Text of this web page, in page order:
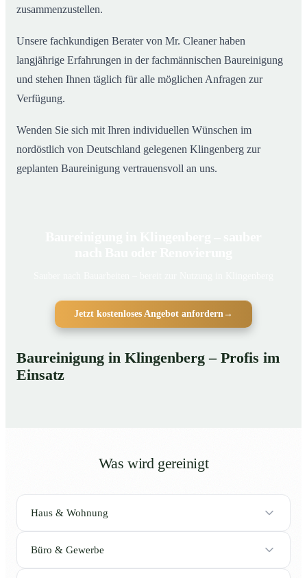
zusammenzustellen.
Unsere fachkundigen Berater von Mr. Cleaner haben
langjährige Erfahrungen in der fachmännischen Baureinigung
und stehen Ihnen täglich für alle möglichen Anfragen zur
Verfügung.
Wenden Sie sich mit Ihren individuellen Wünschen im
nordöstlich von Deutschland gelegenen Klingenberg zur
geplanten Baureinigung vertrauensvoll an uns.
Jetzt kostenloses Angebot anfordern→
Baureinigung in Klingenberg – Profis im
Einsatz
Was wird gereinigt
Haus & Wohnung
Büro & Gewerbe